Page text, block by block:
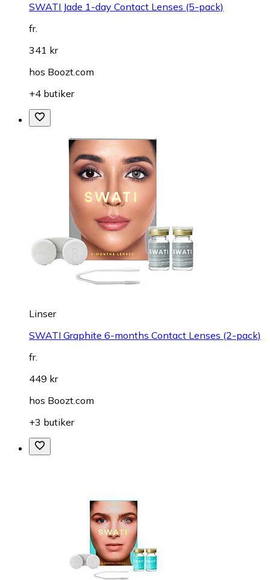
SWATI Jade 1-day Contact Lenses (5-pack)
fr.
341 kr
hos Boozt.com
+4 butiker
Linser
SWATI Graphite 6-months Contact Lenses (2-pack)
fr.
449 kr
hos Boozt.com
+3 butiker